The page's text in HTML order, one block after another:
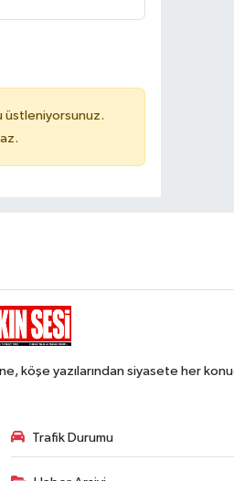
üstleniyorsunuz.
köşe yazılarından siyasete her
Trafik Durumu